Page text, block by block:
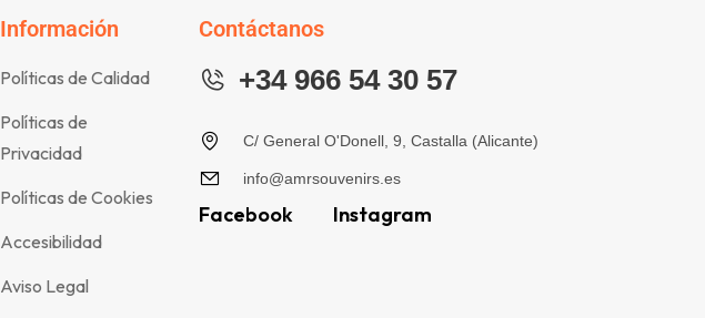
Información
Políticas de Calidad
Políticas de
Privacidad
Políticas de Cookies
Accesibilidad
Aviso Legal
Contáctanos
+34 966 54 30 57
C/ General O'Donell, 9, Castalla (Alicante)
info@amrsouvenirs.es
Facebook Instagram